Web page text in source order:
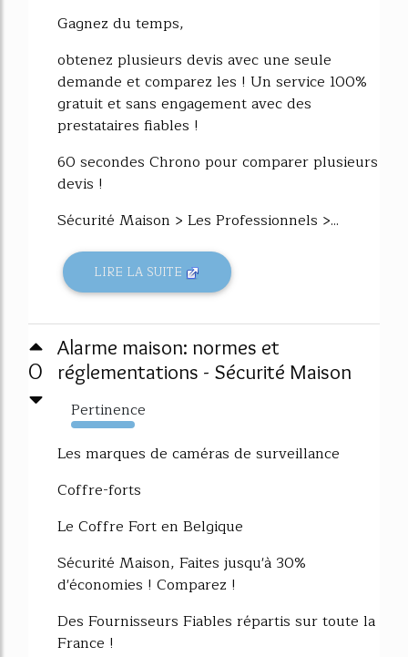
Gagnez du temps,
obtenez plusieurs devis avec une seule
demande et comparez les ! Un service 100%
gratuit et sans engagement avec des
prestataires fiables !
60 secondes Chrono pour comparer plusieurs
devis !
Sécurité Maison > Les Professionnels >...
LIRE LA SUITE
0
Alarme maison: normes et
réglementations - Sécurité Maison
Pertinence
2527%
Les marques de caméras de surveillance
Coffre-forts
Le Coffre Fort en Belgique
Sécurité Maison, Faites jusqu'à 30%
d'économies ! Comparez !
Des Fournisseurs Fiables répartis sur toute la
France !